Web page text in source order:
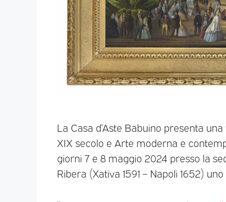
La Casa d’Aste Babuino presenta
XIX secolo e Arte moderna e
giorni 7 e 8 maggio 2024 presso la
Ribera (Xativa 1591 – Napoli 1652)